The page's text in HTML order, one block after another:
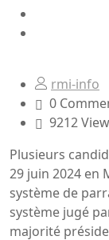
rmi-info
0
9212
Plusieurs
29 juin 2024 en
système de
système jugé
majorité